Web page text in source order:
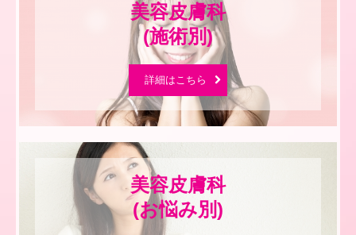
美容皮膚科
(施術別)
詳細はこちら
美容皮膚科
(お悩み別)